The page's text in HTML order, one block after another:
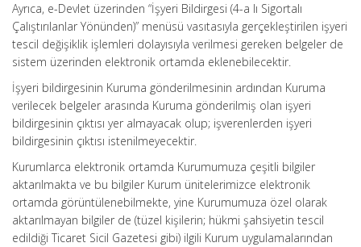
Ayrıca, e-Devlet üzerinden “İşyeri Bildirgesi (4-a lı Sigortalı
Çalıştırılanlar Yönünden)” menüsü vasıtasıyla gerçekleştirilen işyeri
tescil değişiklik işlemleri dolayısıyla verilmesi gereken belgeler de
sistem üzerinden elektronik ortamda eklenebilecektir.
İşyeri bildirgesinin Kuruma gönderilmesinin ardından Kuruma
verilecek belgeler arasında Kuruma gönderilmiş olan işyeri
bildirgesinin çıktısı yer almayacak olup; işverenlerden işyeri
bildirgesinin çıktısı istenilmeyecektir.
Kurumlarca elektronik ortamda Kurumumuza çeşitli bilgiler
aktarılmakta ve bu bilgiler Kurum ünitelerimizce elektronik
ortamda görüntülenebilmekte, yine Kurumumuza özel olarak
aktarılmayan bilgiler de (tüzel kişilerin; hükmi şahsiyetin tescil
edildiği Ticaret Sicil Gazetesi gibi) ilgili Kurum uygulamalarından